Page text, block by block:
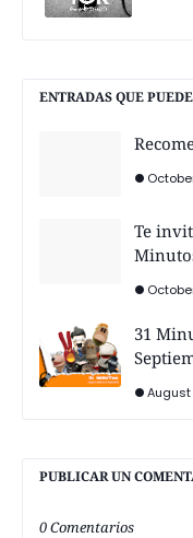
ENTRADAS QUE
Te
31
August
PUBLICAR UN
0 Comentarios